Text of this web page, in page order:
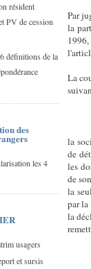
résident
PV de cession
définitions de la
des
les 4
usagers
et sursis
Par
la
La
la
de
les
de
la
par la
la